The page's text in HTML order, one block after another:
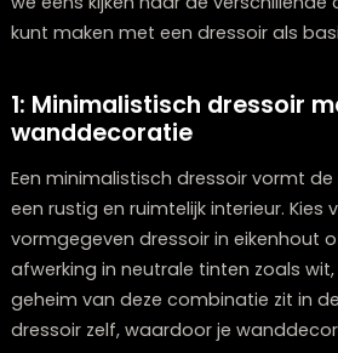
Bij Lounge Zwolle merken we
belangrijk dat dit meubel aansluit
we eens kijken naar de
kunt maken met een dressoir als
1: Minimalistisch
wanddecoratie